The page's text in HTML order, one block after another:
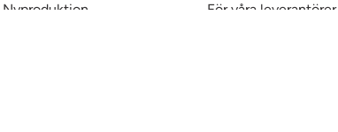
Nyproduktion
För våra leverantörer